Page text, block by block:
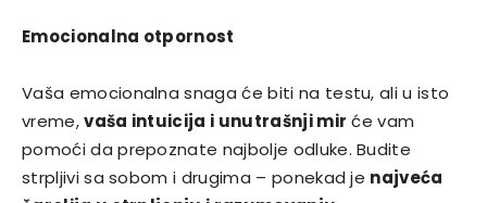
Emocionalna otpornost
Vaša emocionalna snaga će biti na testu, ali u isto
vreme,vaša intuicija i unutrašnji mir će vam
pomoći da prepoznate najbolje odluke. Budite
strpljivi sa sobom i drugima – ponekad je najveća